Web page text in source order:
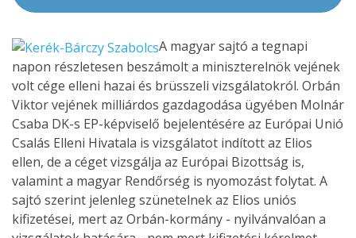
A magyar sajtó a tegnapi
napon részletesen beszámolt a miniszterelnök vejének
volt cége elleni hazai és brüsszeli vizsgálatokról. Orbán
Viktor vejének milliárdos gazdagodása ügyében Molnár
Csaba DK-s EP-képviselő bejelentésére az Európai Unió
Csalás Elleni Hivatala is vizsgálatot indított az Elios
ellen, de a céget vizsgálja az Európai Bizottság is,
valamint a magyar Rendőrség is nyomozást folytat. A
sajtó szerint jelenleg szünetelnek az Elios uniós
kifizetései, mert az Orbán-kormány - nyilvánvalóan a